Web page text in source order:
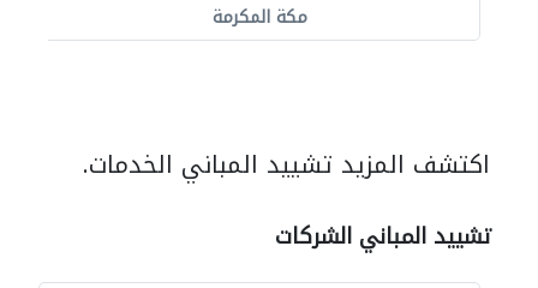
مكة المكرمة
اكتشف المزيد تشييد المباني الخدمات.
تشييد المباني الشركات